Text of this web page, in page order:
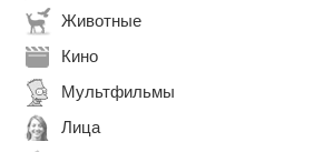
Животные
Кино
Мультфильмы
Лица